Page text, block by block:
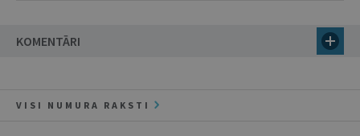
KOMENTĀRI
VISI NUMURA RAKSTI